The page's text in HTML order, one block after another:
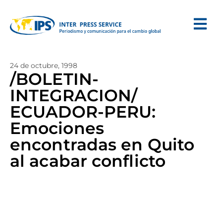
24 de octubre, 1998
/BOLETIN-
INTEGRACION/
ECUADOR-PERU:
Emociones
encontradas en Quito
al acabar conflicto